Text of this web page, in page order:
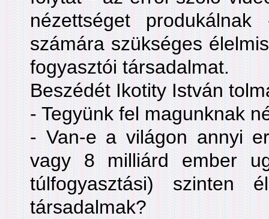
nézettséget
számára szükséges
fogyasztói társadalmat.
Beszédét Ikotity István
- Tegyünk fel magunknak
- Van-e a világon annyi
vagy 8 milliárd ember
túlfogyasztási) szinten
társadalmak?